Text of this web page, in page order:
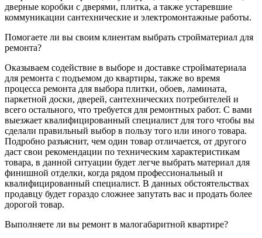
дверные коробки с дверями, плитка, а также устаревшие
коммуникации сантехнические и электромонтажные работы.
Помогаете ли вы своим клиентам выбрать стройматериал для
ремонта?
Оказываем содействие в выборе и доставке стройматериала
для ремонта с подъемом до квартиры, также во время
процесса ремонта для выбора плитки, обоев, ламината,
паркетной доски, дверей, сантехнических потребителей и
всего остального, что требуется для ремонтных работ. С вами
выезжает квалифицированный специалист для того чтобы вы
сделали правильный выбор в пользу того или иного товара.
Подробно разъяснит, чем один товар отличается, от другого
даст свои рекомендации по техническим характеристикам
товара, в данной ситуации будет легче выбрать материал для
финишной отделки, когда рядом профессиональный и
квалифицированный специалист. В данных обстоятельствах
продавцу будет гораздо сложнее запутать вас и продать более
дорогой товар.
Выполняете ли вы ремонт в малогабаритной квартире?